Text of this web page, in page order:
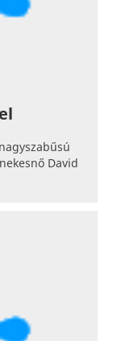
David